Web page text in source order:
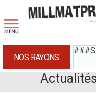
NOS RAYONS